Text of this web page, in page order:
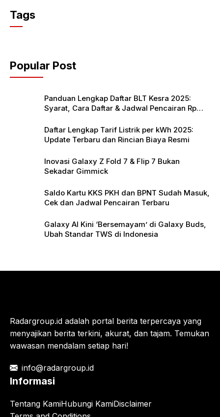
c
e
o
o
p
p
Tags
Popular Post
Panduan Lengkap Daftar BLT Kesra 2025:
Syarat, Cara Daftar & Jadwal Pencairan Rp
Daftar Lengkap Tarif Listrik per kWh 2025:
Update Terbaru dan Rincian Biaya Resmi
Inovasi Galaxy Z Fold 7 & Flip 7 Bukan
Sekadar Gimmick
Saldo Kartu KKS PKH dan BPNT Sudah Masuk,
Cek dan Jadwal Pencairan Terbaru
Galaxy AI Kini ‘Bersemayam’ di Galaxy Buds,
Ubah Standar TWS di Indonesia
Radargroup.id adalah portal berita terpercaya yang
menyajikan berita terkini, akurat, dan tajam. Temukan
wawasan mendalam setiap hari!
info@radargroup.id
Informasi
Tentang KamiHubungi KamiDisclaimer